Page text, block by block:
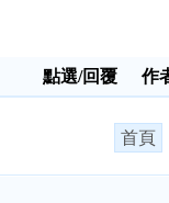
作
點選/回覆
首頁